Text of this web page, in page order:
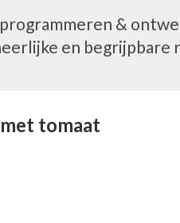
&
en begrijpbare
tomaat